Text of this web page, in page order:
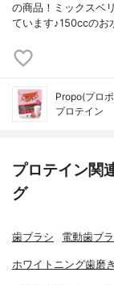
の商品！ミックスベ
ています♪150ccのお
Propo(プロ
プロテイン
プロテイン関
グ
歯ブラシ 電動歯ブ
ホワイトニング歯磨